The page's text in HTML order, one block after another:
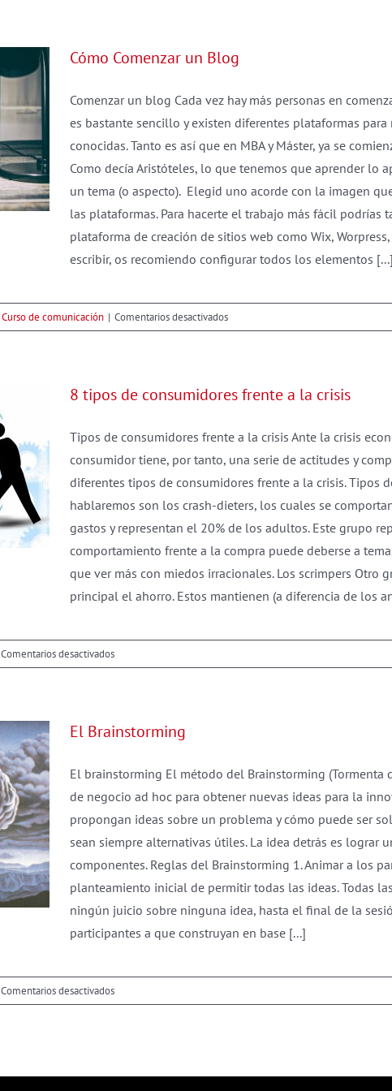
Cómo Comenzar un Blog
Comenzar un blog Cada vez hay más personas en
es bastante sencillo y existen diferentes plataformas
conocidas. Tanto es así que en MBA y Máster, ya se
Como decía Aristóteles, lo que tenemos que aprender lo
un tema (o aspecto). Elegid uno acorde con la imagen
las plataformas. Para hacerte el trabajo más fácil
plataforma de creación de sitios web como Wix,
escribir, os recomiendo configurar todos los elementos [...]
Curso de comunicación | Comentarios desactivadosen
Cómo
Blog
8 tipos de consumidores frente a la crisis
Tipos de consumidores frente a la crisis Ante la crisis
consumidor tiene, por tanto, una serie de actitudes y
diferentes tipos de consumidores frente a la crisis. Tipos
hablaremos son los crash-dieters, los cuales se
gastos y representan el 20% de los adultos. Este grupo
comportamiento frente a la compra puede deberse a
que ver más con miedos irracionales. Los scrimpers
principal el ahorro. Estos mantienen (a diferencia de los
Comentarios desactivadosen
8
consumidores
crisis
El Brainstorming
El brainstorming El método del Brainstorming (Tormenta
de negocio ad hoc para obtener nuevas ideas para la
propongan ideas sobre un problema y cómo puede ser
sean siempre alternativas útiles. La idea detrás es lograr
componentes. Reglas del Brainstorming 1. Animar a los
planteamiento inicial de permitir todas las ideas. Todas
ningún juicio sobre ninguna idea, hasta el final de la
participantes a que construyan en base [...]
Comentarios desactivadosen
El